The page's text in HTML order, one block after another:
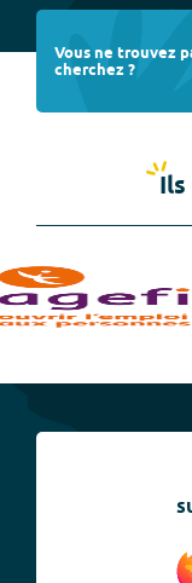
Vous ne trouvez
cherchez ?